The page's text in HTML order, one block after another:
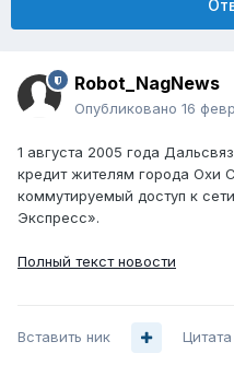
Robot_NagNews
Опубликовано 16
1 августа 2005 года
кредит жителям города Охи
коммутируемый доступ к
Экспресс».
Полный текст новости
Вставить ник Цитата